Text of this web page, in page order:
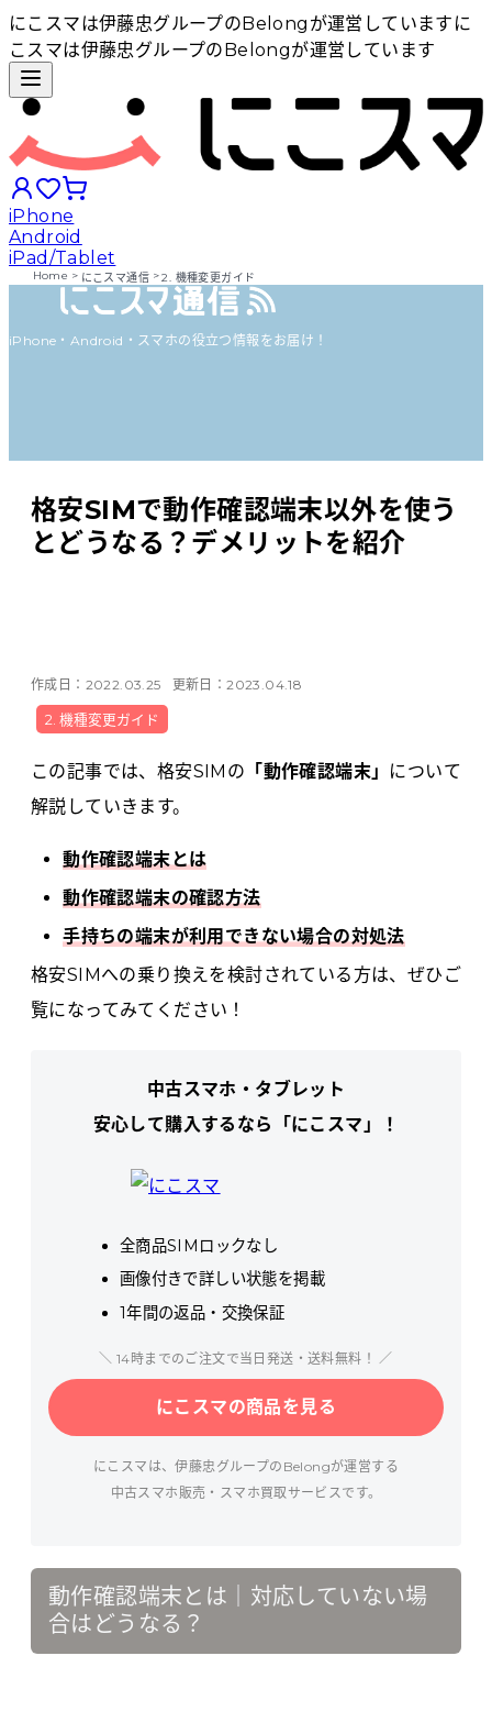
にこスマは伊藤忠グループのBelongが運営しています に
こスマは伊藤忠グループのBelongが運営しています
iPhone
Android
iPad/Tablet
iPhoneから探す
Tabletから探す
お客さまの声
ニュース
マイページ
Home > にこスマ通信 >2. 機種変更ガイド
iPhone・Android・スマホの役立つ情報をお届け！
格安SIMで動作確認端末以外を使う
とどうなる？デメリットを紹介
作成日： 2022.03.25 更新日：2023.04.18
2. 機種変更ガイド
この記事では、格安SIMの 「動作確認端末」 について
解説していきます。
動作確認端末とは
動作確認端末の確認方法
手持ちの端末が利用できない場合の対処法
格安SIMへの乗り換えを検討されている方は、ぜひご
覧になってみてください！
中古スマホ・タブレット
安心して購入するなら「にこスマ」！
全商品SIMロックなし
画像付きで詳しい状態を掲載
1年間の返品・交換保証
＼ 14時までのご注文で当日発送・送料無料！ ／
にこスマの商品を見る
にこスマは、伊藤忠グループのBelongが運営する
中古スマホ販売・スマホ買取サービスです。
動作確認端末とは｜対応していない場
合はどうなる？